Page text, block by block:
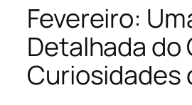
Fevereiro:
Detalhada do
Curiosidades